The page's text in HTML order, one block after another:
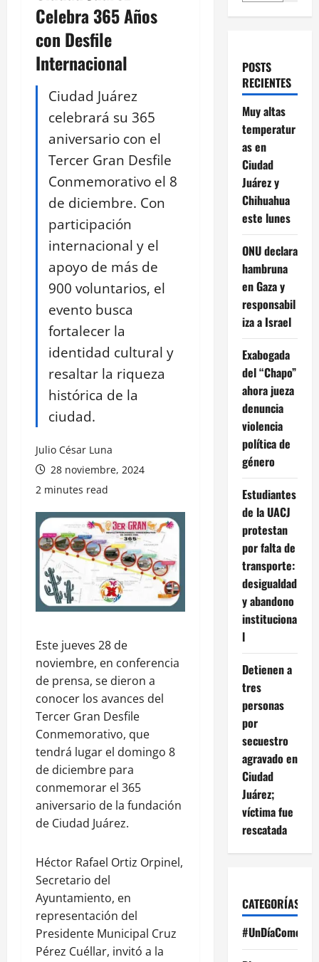
Celebra 365 Años
con Desfile
Internacional
Ciudad Juárez
celebrará su 365
aniversario con el
Tercer Gran Desfile
Conmemorativo el 8
de diciembre. Con
participación
internacional y el
apoyo de más de
900 voluntarios, el
evento busca
fortalecer la
identidad cultural y
resaltar la riqueza
histórica de la
ciudad.
Julio César Luna
28 noviembre, 2024
2 minutes read
Este jueves 28 de
noviembre, en conferencia
de prensa, se dieron a
conocer los avances del
Tercer Gran Desfile
Conmemorativo, que
tendrá lugar el domingo 8
de diciembre para
conmemorar el 365
aniversario de la fundación
de Ciudad Juárez.
Héctor Rafael Ortiz Orpinel,
Secretario del
Ayuntamiento, en
representación del
Presidente Municipal Cruz
Pérez Cuéllar, invitó a la
POSTS
RECIENTES
Muy altas
temperatur
as en
Ciudad
Juárez y
Chihuahua
este lunes
ONU declara
hambruna
en Gaza y
responsabil
iza a Israel
Exabogada
del “Chapo”
ahora jueza
denuncia
violencia
política de
género
Estudiantes
de la UACJ
protestan
por falta de
transporte:
desigualdad
y abandono
instituciona
l
Detienen a
tres
personas
por
secuestro
agravado en
Ciudad
Juárez;
víctima fue
rescatada
CATEGORÍAS
#UnDíaComoHoy